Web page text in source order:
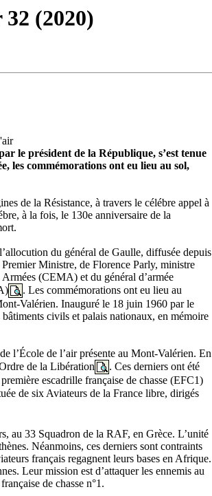
(2020)
le président de la République, s’est tenue
les commémorations ont eu lieu au sol,
de la Résistance, à travers le célébre appel à
à la fois, le 130e anniversaire de la
du général de Gaulle, diffusée depuis
Ministre, de Florence Parly, ministre
(CEMA) et du général d’armée
. Les commémorations ont eu lieu au
Valérien. Inauguré le 18 juin 1960 par le
civils et palais nationaux, en mémoire
l’École de l’air présente au Mont-Valérien. En
de la Libération
. Ces derniers ont été
escadrille française de chasse (EFC1)
de six Aviateurs de la France libre, dirigés
au 33 Squadron de la RAF, en Grèce. L’unité
Néanmoins, ces derniers sont contraints
français regagnent leurs bases en Afrique.
Leur mission est d’attaquer les ennemis au
de chasse n°1.